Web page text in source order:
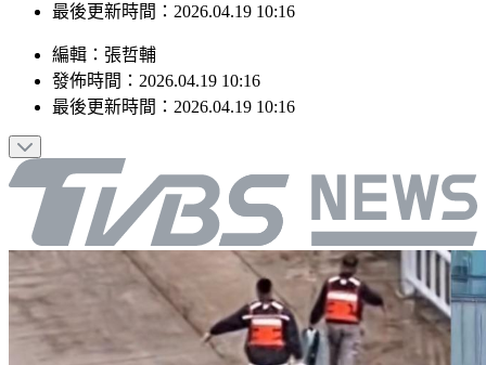
發佈時間：2026.04.19 10:16
最後更新時間：2026.04.19 10:16